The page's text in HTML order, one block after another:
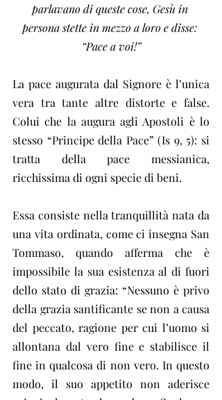
parlavano di queste cose, Gesù in
persona stette in mezzo a loro e disse:
“Pace a voi!”
La pace augurata dal Signore è l’unica
vera tra tante altre distorte e false.
Colui che la augura agli Apostoli è lo
stesso “Principe della Pace” (Is 9, 5): si
tratta della pace messianica,
ricchissima di ogni specie di beni.
Essa consiste nella tranquillità nata da
una vita ordinata, come ci insegna San
Tommaso, quando afferma che è
impossibile la sua esistenza al di fuori
dello stato di grazia: “Nessuno è privo
della grazia santificante se non a causa
del peccato, ragione per cui l’uomo si
allontana dal vero fine e stabilisce il
fine in qualcosa di non vero. In questo
modo, il suo appetito non aderisce